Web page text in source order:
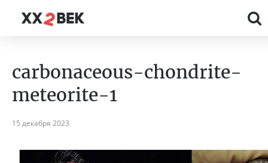
carbonaceous-chondrite-
meteorite-1
15 декабря 2023